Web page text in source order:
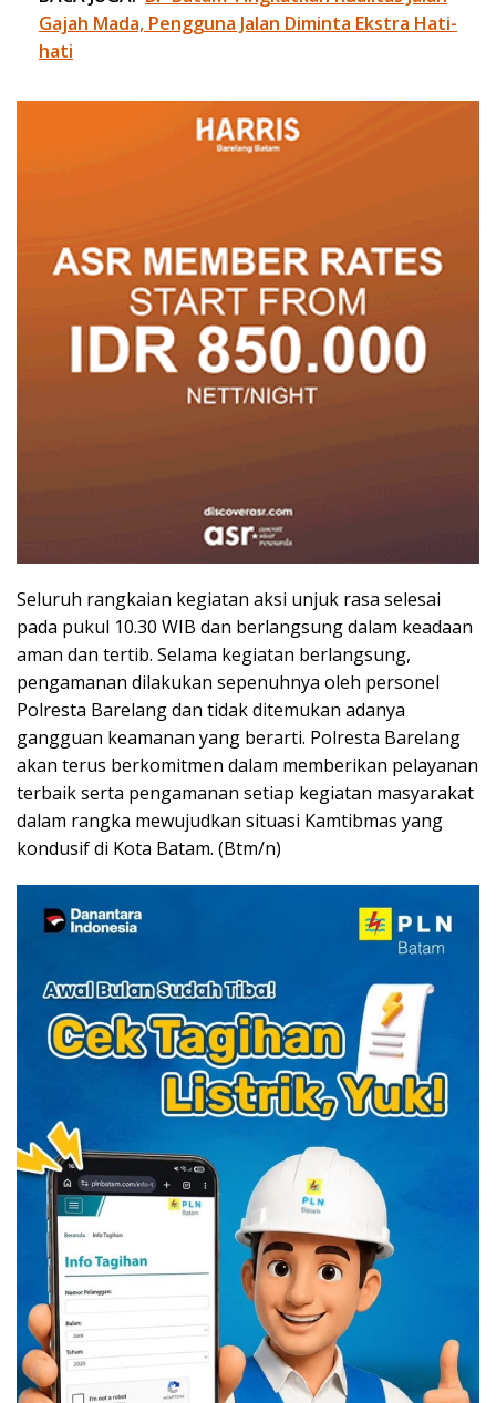
Gajah Mada, Pengguna Jalan Diminta Ekstra Hati-
hati
Seluruh rangkaian kegiatan aksi unjuk rasa selesai
pada pukul 10.30 WIB dan berlangsung dalam keadaan
aman dan tertib. Selama kegiatan berlangsung,
pengamanan dilakukan sepenuhnya oleh personel
Polresta Barelang dan tidak ditemukan adanya
gangguan keamanan yang berarti. Polresta Barelang
akan terus berkomitmen dalam memberikan pelayanan
terbaik serta pengamanan setiap kegiatan masyarakat
dalam rangka mewujudkan situasi Kamtibmas yang
kondusif di Kota Batam. (Btm/n)